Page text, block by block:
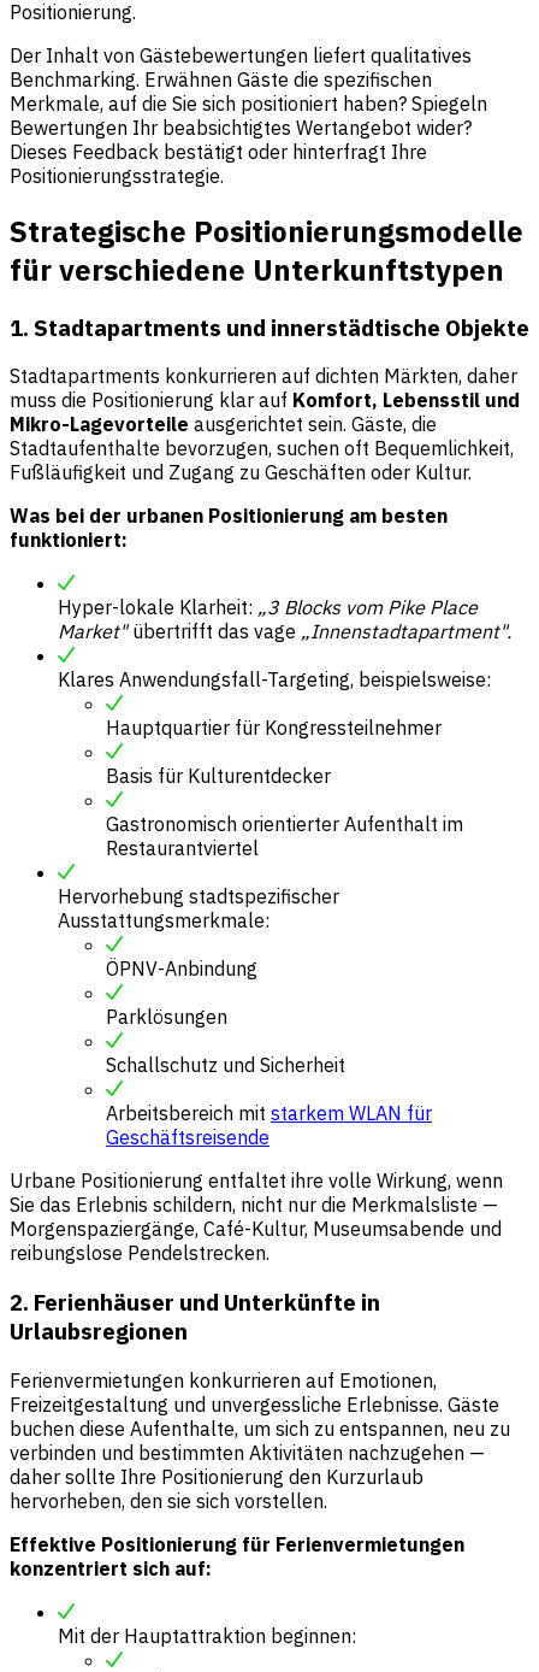
Positionierung.
Der Inhalt von Gästebewertungen liefert qualitatives
Benchmarking. Erwähnen Gäste die spezifischen
Merkmale, auf die Sie sich positioniert haben? Spiegeln
Bewertungen Ihr beabsichtigtes Wertangebot wider?
Dieses Feedback bestätigt oder hinterfragt Ihre
Positionierungsstrategie.
Strategische Positionierungsmodelle
für verschiedene Unterkunftstypen
1. Stadtapartments und innerstädtische Objekte
Stadtapartments konkurrieren auf dichten Märkten, daher
muss die Positionierung klar auf Komfort, Lebensstil und
Mikro-Lagevorteile ausgerichtet sein. Gäste, die
Stadtaufenthalte bevorzugen, suchen oft Bequemlichkeit,
Fußläufigkeit und Zugang zu Geschäften oder Kultur.
Was bei der urbanen Positionierung am besten
funktioniert:
Hyper-lokale Klarheit: „3 Blocks vom Pike Place
Market"übertrifft das vage „Innenstadtapartment".
Klares Anwendungsfall-Targeting, beispielsweise:
Hauptquartier für Kongressteilnehmer
Basis für Kulturentdecker
Gastronomisch orientierter Aufenthalt im
Restaurantviertel
Hervorhebung stadtspezifischer
Ausstattungsmerkmale:
ÖPNV-Anbindung
Parklösungen
Schallschutz und Sicherheit
Arbeitsbereich mit starkem WLAN für
Geschäftsreisende
Urbane Positionierung entfaltet ihre volle Wirkung, wenn
Sie das Erlebnis schildern, nicht nur die Merkmalsliste —
Morgenspaziergänge, Café-Kultur, Museumsabende und
reibungslose Pendelstrecken.
2. Ferienhäuser und Unterkünfte in
Urlaubsregionen
Ferienvermietungen konkurrieren auf Emotionen,
Freizeitgestaltung und unvergessliche Erlebnisse. Gäste
buchen diese Aufenthalte, um sich zu entspannen, neu zu
verbinden und bestimmten Aktivitäten nachzugehen —
daher sollte Ihre Positionierung den Kurzurlaub
hervorheben, den sie sich vorstellen.
Effektive Positionierung für Ferienvermietungen
konzentriert sich auf:
Mit der Hauptattraktion beginnen: